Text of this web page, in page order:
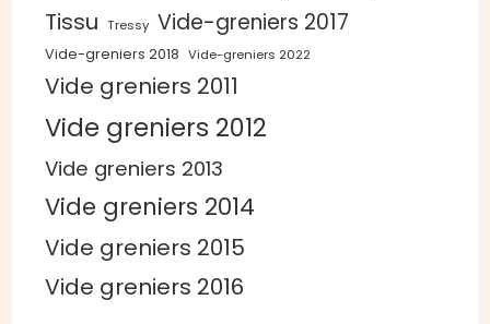
Tissu Tressy Vide-greniers 2017
Vide-greniers 2018 Vide-greniers 2022
Vide greniers 2011
Vide greniers 2012
Vide greniers 2013
Vide greniers 2014
Vide greniers 2015
Vide greniers 2016